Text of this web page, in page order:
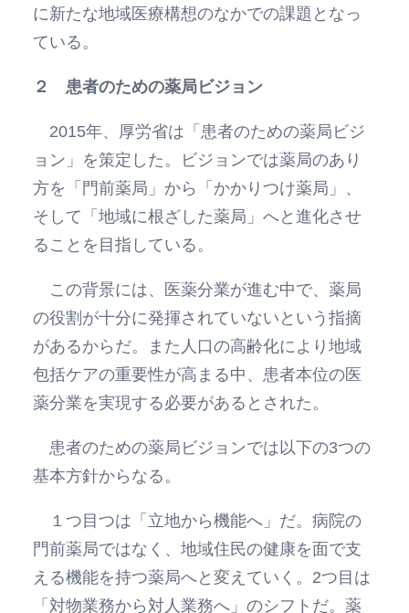
に新たな地域医療構想のなかでの課題となっ
ている。
２ 患者のための薬局ビジョン
2015年、厚労省は「患者のための薬局ビジ
ョン」を策定した。ビジョンでは薬局のあり
方を「門前薬局」から「かかりつけ薬局」、
そして「地域に根ざした薬局」へと進化させ
ることを目指している。
この背景には、医薬分業が進む中で、薬局
の役割が十分に発揮されていないという指摘
があるからだ。また人口の高齢化により地域
包括ケアの重要性が高まる中、患者本位の医
薬分業を実現する必要があるとされた。
患者のための薬局ビジョンでは以下の3つの
基本方針からなる。
１つ目つは「立地から機能へ」だ。病院の
門前薬局ではなく、地域住民の健康を面で支
える機能を持つ薬局へと変えていく。2つ目は
「対物業務から対人業務へ」のシフトだ。薬